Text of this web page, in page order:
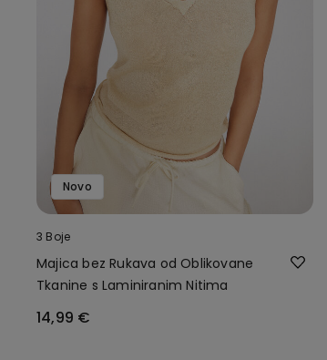
Novo
3 Boje
Majica bez Rukava od Oblikovane
Tkanine s Laminiranim Nitima
14,99 €